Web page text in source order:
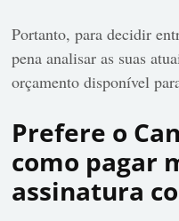
Portanto, para decidir
pena analisar as suas
orçamento disponível
Prefere o
como pagar
assinatura